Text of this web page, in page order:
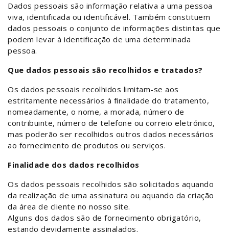
Dados pessoais são informação relativa a uma pessoa
viva, identificada ou identificável. Também constituem
dados pessoais o conjunto de informações distintas que
podem levar à identificação de uma determinada
pessoa.
Que dados pessoais são recolhidos e tratados?
Os dados pessoais recolhidos limitam-se aos
estritamente necessários à finalidade do tratamento,
nomeadamente, o nome, a morada, número de
contribuinte, número de telefone ou correio eletrónico,
mas poderão ser recolhidos outros dados necessários
ao fornecimento de produtos ou serviços.
Finalidade dos dados recolhidos
Os dados pessoais recolhidos são solicitados aquando
da realização de uma assinatura ou aquando da criação
da área de cliente no nosso site.
Alguns dos dados são de fornecimento obrigatório,
estando devidamente assinalados.